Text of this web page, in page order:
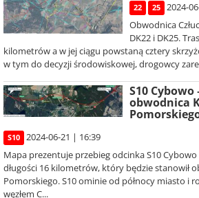
22 25
2024-
Obwodnica
DK22 i DK25.
kilometrów a w jej ciągu powstaną cztery
w tym do decyzji środowiskowej, drogowcy
S10 Cybowo
obwodnica
S10
2024-06-21 | 16:39
Mapa prezentuje przebieg odcinka S10 Cybowo
długości 16 kilometrów, który będzie stanowił
Pomorskiego. S10 ominie od północy miasto i
węzłem C...